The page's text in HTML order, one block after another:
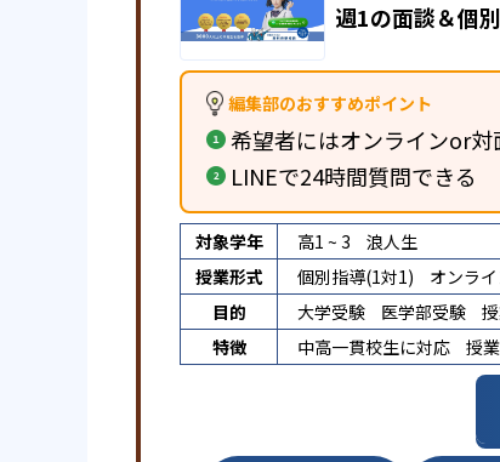
週1の面談＆個
編集部のおすすめポイント
希望者にはオンラインor
LINEで24時間質問できる
対象学年 高1 ~ 3
浪人生
授業形式
個別指導(1対1) オンラ
目的
大学受験 医学部受験
特徴
中高一貫校生に対応 授